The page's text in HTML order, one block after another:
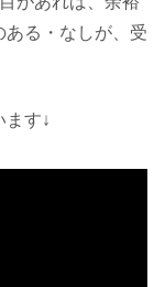
ある・なしが、受
ます↓